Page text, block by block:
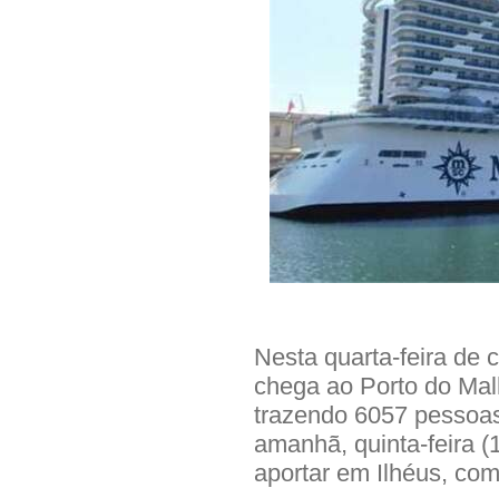
Nesta quarta-feira de
chega ao Porto do
trazendo 6057
amanhã, quinta-feira
aportar em Ilhéus,